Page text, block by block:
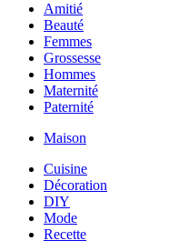
Amitié
Beauté
Femmes
Grossesse
Hommes
Maternité
Paternité
Maison
Cuisine
Décoration
DIY
Mode
Recette